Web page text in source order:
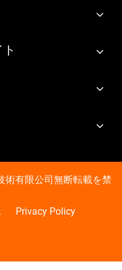
有限公司無断転載を禁
Privacy Policy